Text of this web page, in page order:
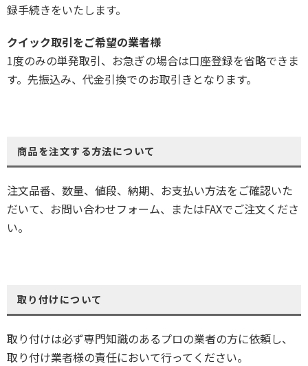
録手続きをいたします。
クイック取引をご希望の業者様
1度のみの単発取引、お急ぎの場合は口座登録を省略できま
す。先振込み、代金引換でのお取引きとなります。
商品を注文する方法について
注文品番、数量、値段、納期、お支払い方法をご確認いた
だいて、お問い合わせフォーム、またはFAXでご注文くださ
い。
取り付けについて
取り付けは必ず専門知識のあるプロの業者の方に依頼し、
取り付け業者様の責任において行ってください。